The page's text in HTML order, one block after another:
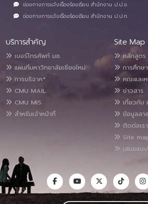
ช่องทางการแจ้งเรื่องร้องเรียน สำนักงาน ป.ป.ช.
ช่องทางการแจ้งเรื่องร้องเรียน สำนักงาน ป.ป.ท.
บริการสำคัญ
เบอร์โทรศัพท์ มช.
แผนที่มหาวิทยาลัยเชียงใหม่
การบริจาค*
CMU MAIL
CMU MIS
สำหรับเจ้าหน้าที่
Site Map
หลักสูตร
การศึกษา
คณะและ
ข่าวสาร
เกี่ยวกับ
ข้อมูลสา
ติดต่อเรา
Site
เสนอแน